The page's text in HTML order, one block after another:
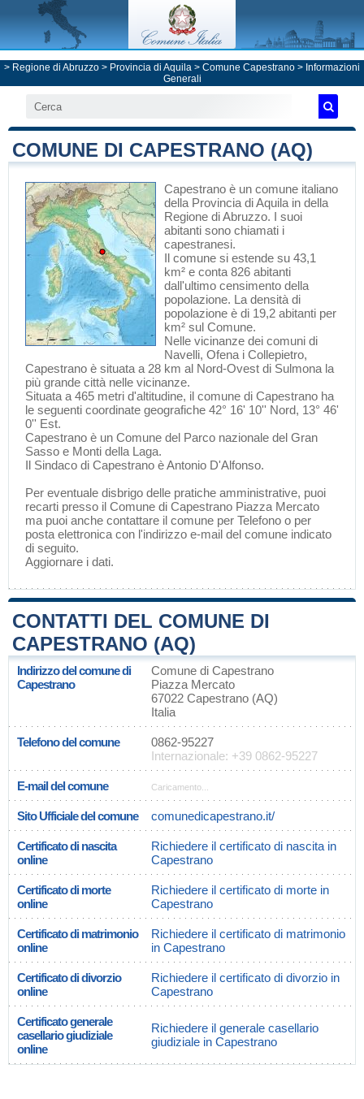
> Regione di Abruzzo > Provincia di Aquila > Comune Capestrano > Informazioni
Generali
COMUNE DI CAPESTRANO (AQ)
Capestrano è un comune italiano
della Provincia di Aquila in della
Regione di Abruzzo. I suoi
abitanti sono chiamati i
capestranesi.
Il comune si estende su 43,1
km² e conta 826 abitanti
dall'ultimo censimento della
popolazione. La densità di
popolazione è di 19,2 abitanti per
km² sul Comune.
Nelle vicinanze dei comuni di
Navelli, Ofena i Collepietro,
Capestrano è situata a 28 km al Nord-Ovest di Sulmona la
più grande città nelle vicinanze.
Situata a 465 metri d'altitudine, il comune di Capestrano ha
le seguenti coordinate geografiche 42° 16' 10'' Nord, 13° 46'
0'' Est.
Capestrano è un Comune del Parco nazionale del Gran
Sasso e Monti della Laga.
Il Sindaco di Capestrano è Antonio D'Alfonso.
Per eventuale disbrigo delle pratiche amministrative, puoi
recarti presso il Comune di Capestrano Piazza Mercato
ma puoi anche contattare il comune per Telefono o per
posta elettronica con l'indirizzo e-mail del comune indicato
di seguito.
Aggiornare i dati.
CONTATTI DEL COMUNE DI
CAPESTRANO (AQ)
Indirizzo del comune di
Capestrano
Comune di Capestrano
Piazza Mercato
67022 Capestrano (AQ)
Italia
Telefono del comune
0862-95227
Internazionale: +39 0862-95227
E-mail del comune Caricamento...
Sito Ufficiale del comune comunedicapestrano.it/
Certificato di nascita
online
Richiedere il certificato di nascita in
Capestrano
Certificato di morte
online
Richiedere il certificato di morte in
Capestrano
Certificato di matrimonio
online
Richiedere il certificato di matrimonio
in Capestrano
Certificato di divorzio
online
Richiedere il certificato di divorzio in
Capestrano
Certificato generale
casellario giudiziale
online
Richiedere il generale casellario
giudiziale in Capestrano